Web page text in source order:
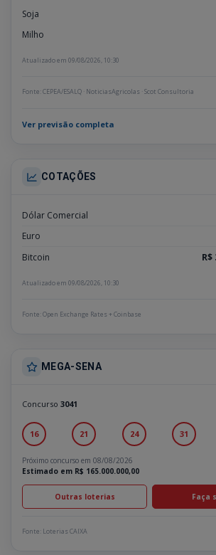
Soja
Milho
Atualizado em 09/08/2026, 10:30
Fonte: CEPEA/ESALQ · NoticiasAgricolas · Scot Consultoria
Ver previsão completa
COTAÇÕES
Dólar Comercial
Euro
Bitcoin R$
Atualizado em 09/08/2026, 10:30
Fonte: Open Exchange Rates + Coinbase
MEGA-SENA
Concurso 3041
16 21 24 31
Próximo concurso em 08/08/2026
Estimado em R$ 165.000.000,00
Outras loterias Faça
Fonte: Loterias CAIXA